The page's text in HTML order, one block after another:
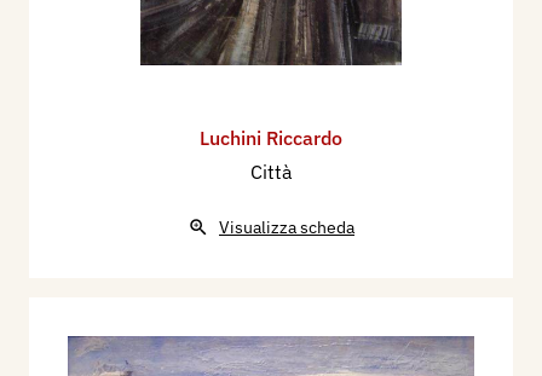
Luchini Riccardo
Città
Visualizza scheda